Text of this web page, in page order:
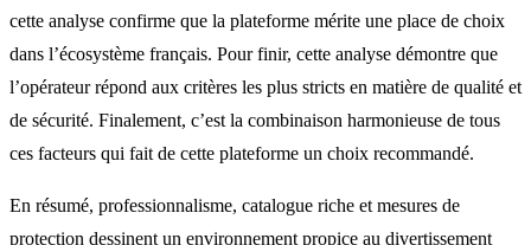
cette analyse confirme que la plateforme mérite une place de choix
dans l’écosystème français. Pour finir, cette analyse démontre que
l’opérateur répond aux critères les plus stricts en matière de qualité et
de sécurité. Finalement, c’est la combinaison harmonieuse de tous
ces facteurs qui fait de cette plateforme un choix recommandé.
En résumé, professionnalisme, catalogue riche et mesures de
protection dessinent un environnement propice au divertissement